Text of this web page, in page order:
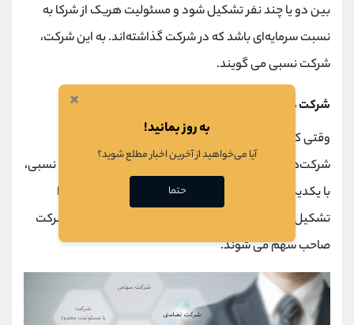
بین دو یا چند نفر تشکیل شود و مسئولیت هریک از شرکا به
نسبت سرمایه‌ای باشد که در شرکت گذاشته‌اند. به این شرکت،
شرکت نسبی می گویند.
شرکت های مختلط
وقتی که شرکت‌های سهامی یا شرکت مسئولیت محدود با
شرکت‌های ضمانتی یعنی هریک از شرکت‌های تضامنی یا نسبی،
با یکدیگر ادغام و یا مخلوط شوند و نوع دیگری از شرکت را
تشکیل دهند در این صورت یک یا چند شریک در هر دو شرکت
صاحب سهم می شوند.
×
به روز بمانید!
آیا می‌خواهید از آخرین اخبار مطلع شوید؟
حتما